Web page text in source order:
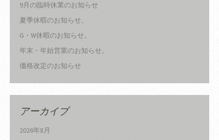
9月の臨時休業のお知らせ
夏季休暇のお知らせ。
G・W休暇のお知らせ。
年末・年始営業のお知らせ。
価格改定のお知らせ
アーカイブ
2026年8月